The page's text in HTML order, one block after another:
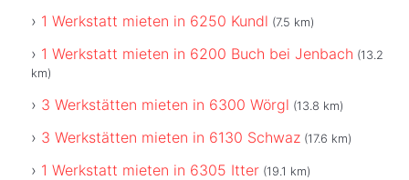
1 Werkstatt mieten in 6250 Kundl (7.5 km)
1 Werkstatt mieten in 6200 Buch bei Jenbach (13.2
km)
3 Werkstätten mieten in 6300 Wörgl (13.8 km)
3 Werkstätten mieten in 6130 Schwaz (17.6 km)
1 Werkstatt mieten in 6305 Itter (19.1 km)